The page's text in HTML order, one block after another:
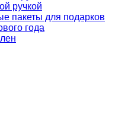
ручкой
пакеты для подарков
года